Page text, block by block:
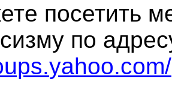
посетить
по
.yahoo.com/